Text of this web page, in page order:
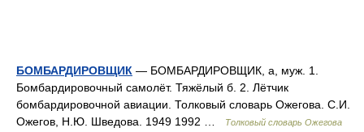
БОМБАРДИРОВЩИК — БОМБАРДИРОВЩИК, а, муж. 1.
Бомбардировочный самолёт. Тяжёлый б. 2. Лётчик
бомбардировочной авиации. Толковый словарь Ожегова. С.И.
Ожегов, Н.Ю. Шведова. 1949 1992 …
Толковый словарь Ожегова